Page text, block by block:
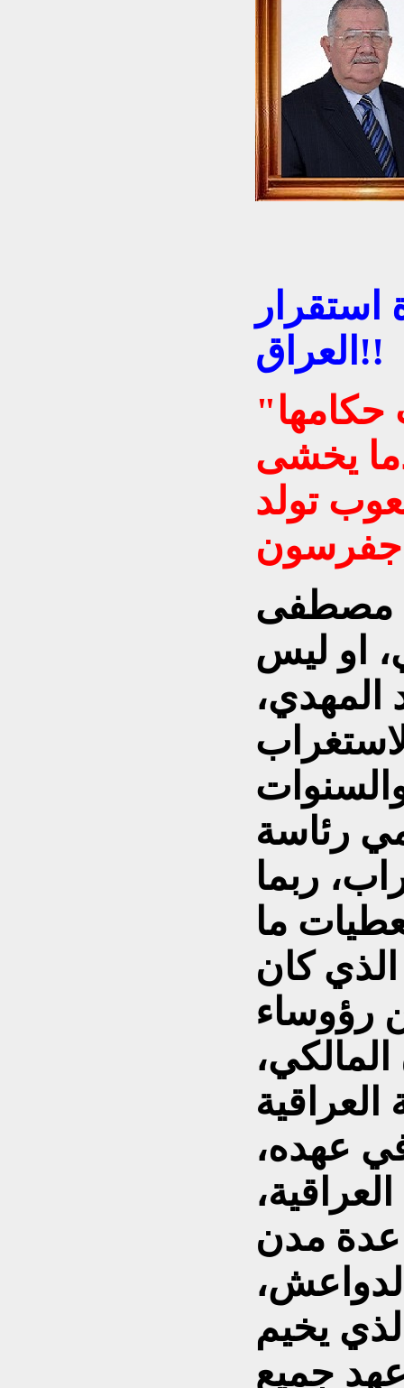
العراق!!
"عندما تخشى الشعوب حكامها
يخشى
تولد
مصطفى
او ليس
المهدي،
رئاسة
ربما
ما
كان
رؤوساء
عهده،
مدن
يخيم
جميع